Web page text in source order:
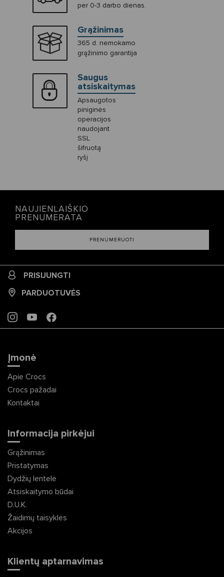
per 0-3 darbo dienas.
Grąžinimas
365 d. nemokamo
grąžinimo garantija
Saugus
atsiskaitymas
Apsaugotos
piniginės
operacijos
naudojant
SSL
šifruotą
ryšį
NAUJIENLAIŠKIO
PRENUMERATA
PRENUMERUOTI
PRISIJUNGTI
PARDUOTUVĖS
INSTAGRAM
YOUTUBEFACEBOOK
Įmonė
Apie Crocs
Crocs pažadai
Kontaktai
Informacija pirkėjui
Grąžinimas
Pristatymas
Dydžių lentelė
Atsiskaitymo būdai
D.U.K.
Žaidimų taisyklės
Akcijos
Klientų aptarnavimas